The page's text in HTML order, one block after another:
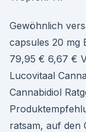
Gewöhnlich
capsules 20 mg
79,95 € 6,67 €
Lucovitaal
Cannabidiol
ratsam, auf den